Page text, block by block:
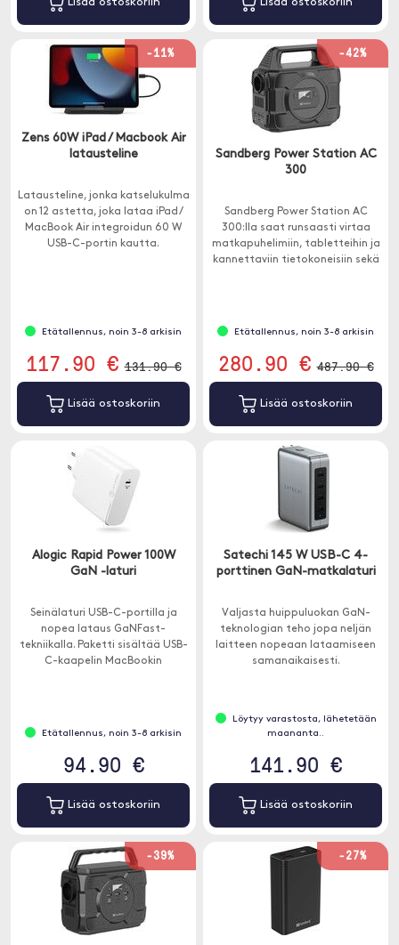
-11%
Zens 60W iPad / Macbook Air
latausteline
Latausteline, jonka katselukulma
on 12 astetta, joka lataa iPad /
MacBook Air integroidun 60 W
USB-C-portin kautta.
Etätallennus, noin 3-8 arkisin
117.90 € 131.90 €
Lisää ostoskoriin
-42%
Sandberg Power Station AC
300
Sandberg Power Station AC
300:lla saat runsaasti virtaa
matkapuhelimiin, tabletteihin ja
kannettaviin tietokoneisiin sekä
Etätallennus, noin 3-8 arkisin
280.90 € 487.90 €
Lisää ostoskoriin
Alogic Rapid Power 100W
GaN -laturi
Seinälaturi USB-C-portilla ja
nopea lataus GaNFast-
tekniikalla. Paketti sisältää USB-
C-kaapelin MacBookin
Etätallennus, noin 3-8 arkisin
94.90 €
Lisää ostoskoriin
Satechi 145 W USB-C 4-
porttinen GaN-matkalaturi
Valjasta huippuluokan GaN-
teknologian teho jopa neljän
laitteen nopeaan lataamiseen
samanaikaisesti.
Löytyy varastosta, lähetetään
maananta..
141.90 €
Lisää ostoskoriin
-39% -27%